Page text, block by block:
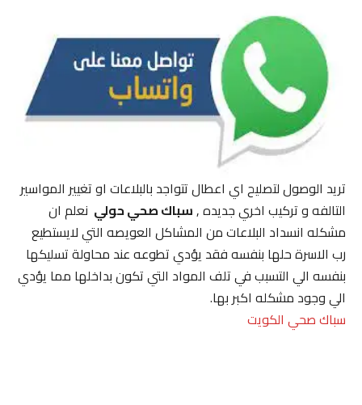
تريد الوصول لتصليح اي اعطال تتواجد بالبلاعات او تغيير المواسير
التالفه و تركيب اخري جديده ,سباك صحي حولينعلم ان
مشكله انسداد البلاعات من المشاكل العويصه التي لايستطيع
رب الاسرة حلها بنفسه فقد يؤدي تطوعه عند محاولة تسليكها
بنفسه الي التسبب في تلف المواد التي تكون بداخلها مما يؤدي
الي وجود مشكله اكبر بها.
سباك صحي الكويت